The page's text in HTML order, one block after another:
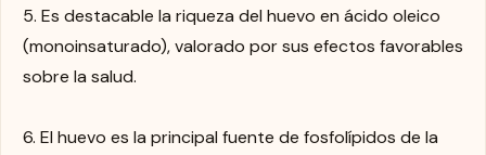
5. Es destacable la riqueza del huevo en ácido oleico
(monoinsaturado), valorado por sus efectos favorables
sobre la salud.
6. El huevo es la principal fuente de fosfolípidos de la